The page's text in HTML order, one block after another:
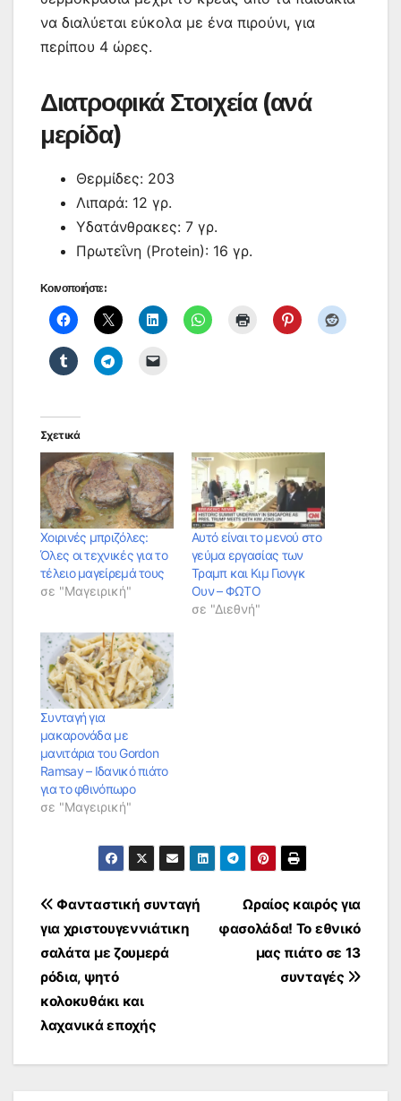
να διαλύεται εύκολα με ένα πιρούνι, για
περίπου 4 ώρες.
Διατροφικά Στοιχεία (ανά
μερίδα)
Θερμίδες: 203
Λιπαρά: 12 γρ.
Υδατάνθρακες: 7 γρ.
Πρωτεΐνη (Protein): 16 γρ.
Κοινοποιήστε:
Σχετικά
Χοιρινές μπριζόλες:
Όλες οι τεχνικές για το
τέλειο μαγείρεμά τους
σε "Μαγειρική"
Αυτό είναι το μενού στο
γεύμα εργασίας των
Τραμπ και Κιμ Γιονγκ
Ουν – ΦΩΤΟ
σε "Διεθνή"
Συνταγή για
μακαρονάδα με
μανιτάρια του Gordon
Ramsay – Ιδανικό πιάτο
για το φθινόπωρο
σε "Μαγειρική"
Πλοήγηση
άρθρων
Ωραίος καιρός για
φασολάδα! Το εθνικό
μας πιάτο σε 13
συνταγές
Φανταστική συνταγή
για χριστουγεννιάτικη
σαλάτα με ζουμερά
ρόδια, ψητό
κολοκυθάκι και
λαχανικά εποχής